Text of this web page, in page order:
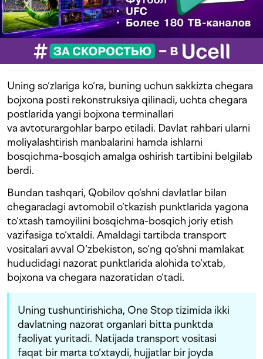
Uning so‘zlariga ko‘ra, buning uchun sakkizta chegara
bojxona posti rekonstruksiya qilinadi, uchta chegara
postlarida yangi bojxona terminallari
va avtoturargohlar barpo etiladi. Davlat rahbari ularni
moliyalashtirish manbalarini hamda ishlarni
bosqichma-bosqich amalga oshirish tartibini belgilab
berdi.
Bundan tashqari, Qobilov qo‘shni davlatlar bilan
chegaradagi avtomobil o‘tkazish punktlarida yagona
to‘xtash tamoyilini bosqichma-bosqich joriy etish
vazifasiga to‘xtaldi. Amaldagi tartibda transport
vositalari avval O‘zbekiston, so‘ng qo‘shni mamlakat
hududidagi nazorat punktlarida alohida to‘xtab,
bojxona va chegara nazoratidan o‘tadi.
Uning tushuntirishicha, One Stop tizimida ikki
davlatning nazorat organlari bitta punktda
faoliyat yuritadi. Natijada transport vositasi
faqat bir marta to‘xtaydi, hujjatlar bir joyda